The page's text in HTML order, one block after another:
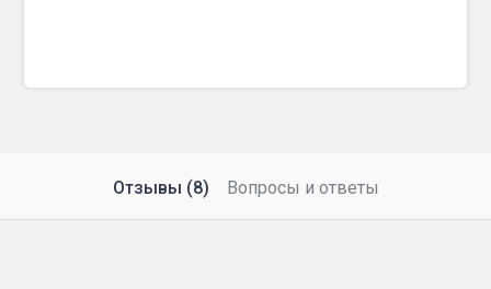
Отзывы (8) Вопросы и ответы